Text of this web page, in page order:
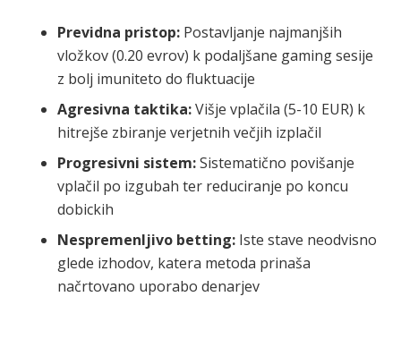
Previdna pristop: Postavljanje najmanjših
vložkov (0.20 evrov) k podaljšane gaming sesije
z bolj imuniteto do fluktuacije
Agresivna taktika:Višje vplačila (5-10 EUR) k
hitrejše zbiranje verjetnih večjih izplačil
Progresivni sistem:Sistematično povišanje
vplačil po izgubah ter reduciranje po koncu
dobickih
Nespremenljivo betting: Iste stave neodvisno
glede izhodov, katera metoda prinaša
načrtovano uporabo denarjev